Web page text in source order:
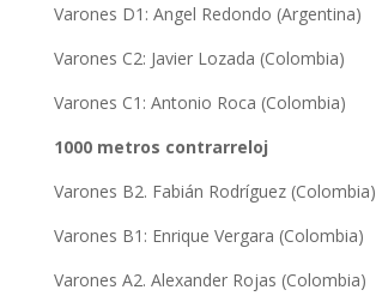
Varones D1: Angel Redondo (Argentina)
Varones C2: Javier Lozada (Colombia)
Varones C1: Antonio Roca (Colombia)
1000 metros contrarreloj
Varones B2. Fabián Rodríguez (Colombia)
Varones B1: Enrique Vergara (Colombia)
Varones A2. Alexander Rojas (Colombia)